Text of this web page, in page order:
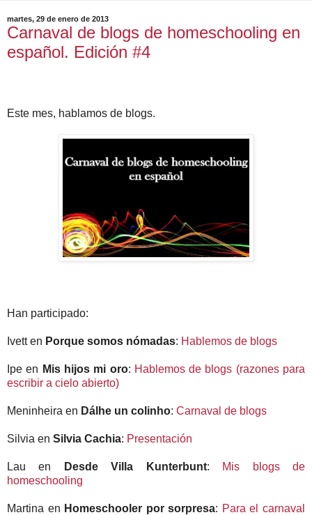
martes, 29 de enero de 2013
Carnaval de blogs de homeschooling en
español. Edición #4
Este mes, hablamos de blogs.
Han participado:
Ivett en Porque somos nómadas: Hablemos de blogs
Ipe en Mis hijos mi oro: Hablemos de blogs (razones para
escribir a cielo abierto)
Meninheira en Dálhe un colinho: Carnaval de blogs
Silvia en Silvia Cachia: Presentación
Lau en Desde Villa Kunterbunt:
Mis blogs de
homeschooling
Martina en Homeschooler por sorpresa: Para el carnaval